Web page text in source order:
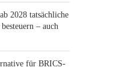
2028 tatsächliche
– auch
für BRICS-